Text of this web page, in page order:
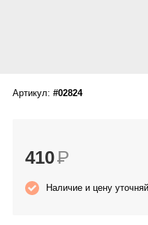
Артикул: #02824
410Р
Наличие и цену